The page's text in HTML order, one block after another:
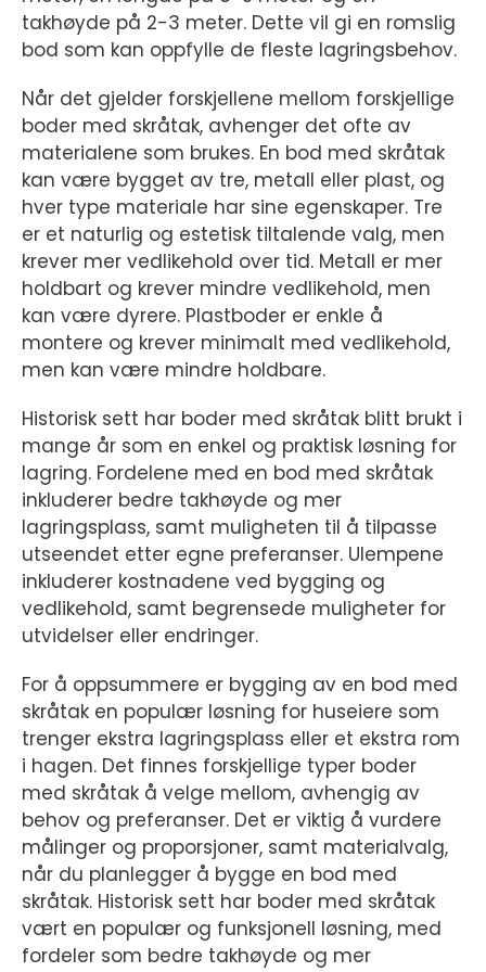
takhøyde på 2-3 meter. Dette vil gi en romslig
bod som kan oppfylle de fleste lagringsbehov.
Når det gjelder forskjellene mellom forskjellige
boder med skråtak, avhenger det ofte av
materialene som brukes. En bod med skråtak
kan være bygget av tre, metall eller plast, og
hver type materiale har sine egenskaper. Tre
er et naturlig og estetisk tiltalende valg, men
krever mer vedlikehold over tid. Metall er mer
holdbart og krever mindre vedlikehold, men
kan være dyrere. Plastboder er enkle å
montere og krever minimalt med vedlikehold,
men kan være mindre holdbare.
Historisk sett har boder med skråtak blitt brukt i
mange år som en enkel og praktisk løsning for
lagring. Fordelene med en bod med skråtak
inkluderer bedre takhøyde og mer
lagringsplass, samt muligheten til å tilpasse
utseendet etter egne preferanser. Ulempene
inkluderer kostnadene ved bygging og
vedlikehold, samt begrensede muligheter for
utvidelser eller endringer.
For å oppsummere er bygging av en bod med
skråtak en populær løsning for huseiere som
trenger ekstra lagringsplass eller et ekstra rom
i hagen. Det finnes forskjellige typer boder
med skråtak å velge mellom, avhengig av
behov og preferanser. Det er viktig å vurdere
målinger og proporsjoner, samt materialvalg,
når du planlegger å bygge en bod med
skråtak. Historisk sett har boder med skråtak
vært en populær og funksjonell løsning, med
fordeler som bedre takhøyde og mer